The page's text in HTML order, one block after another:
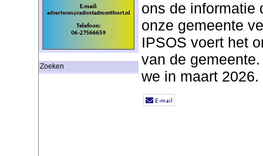
Zoeken
ons de informatie
onze gemeente
IPSOS voert het
van de
we in maart 2026.